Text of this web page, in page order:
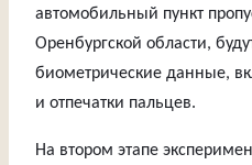
автомобильный пункт
Оренбургской области,
биометрические данные,
и отпечатки пальцев.
На втором этапе